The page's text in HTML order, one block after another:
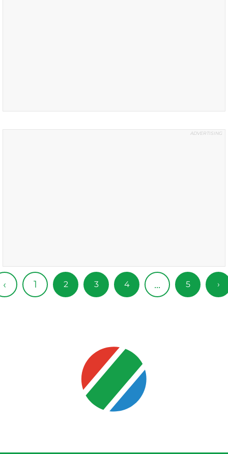
‹ 1 2 3 4 ... 5 ›